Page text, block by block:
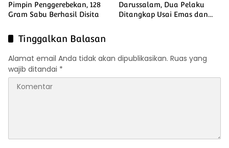
Pimpin Penggerebekan, 128
Gram Sabu Berhasil Disita
Darussalam, Dua Pelaku
Ditangkap Usai Emas dan
Tinggalkan Balasan
Alamat email Anda tidak akan dipublikasikan. Ruas yang
wajib ditandai *